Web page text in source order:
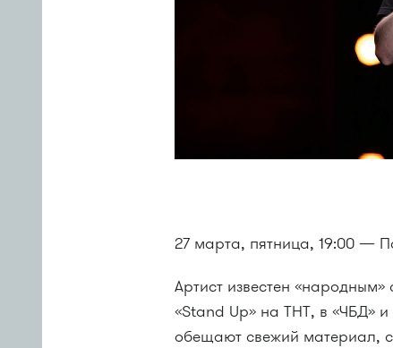
27 марта, пятница, 19:00 —
Артист известен
«Stand Up» на ТНТ, в «ЧБД»
обещают свежий материал,